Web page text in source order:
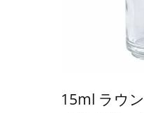
15ml ラウ